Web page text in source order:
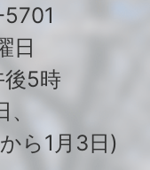
日
5時
ら1月3日)